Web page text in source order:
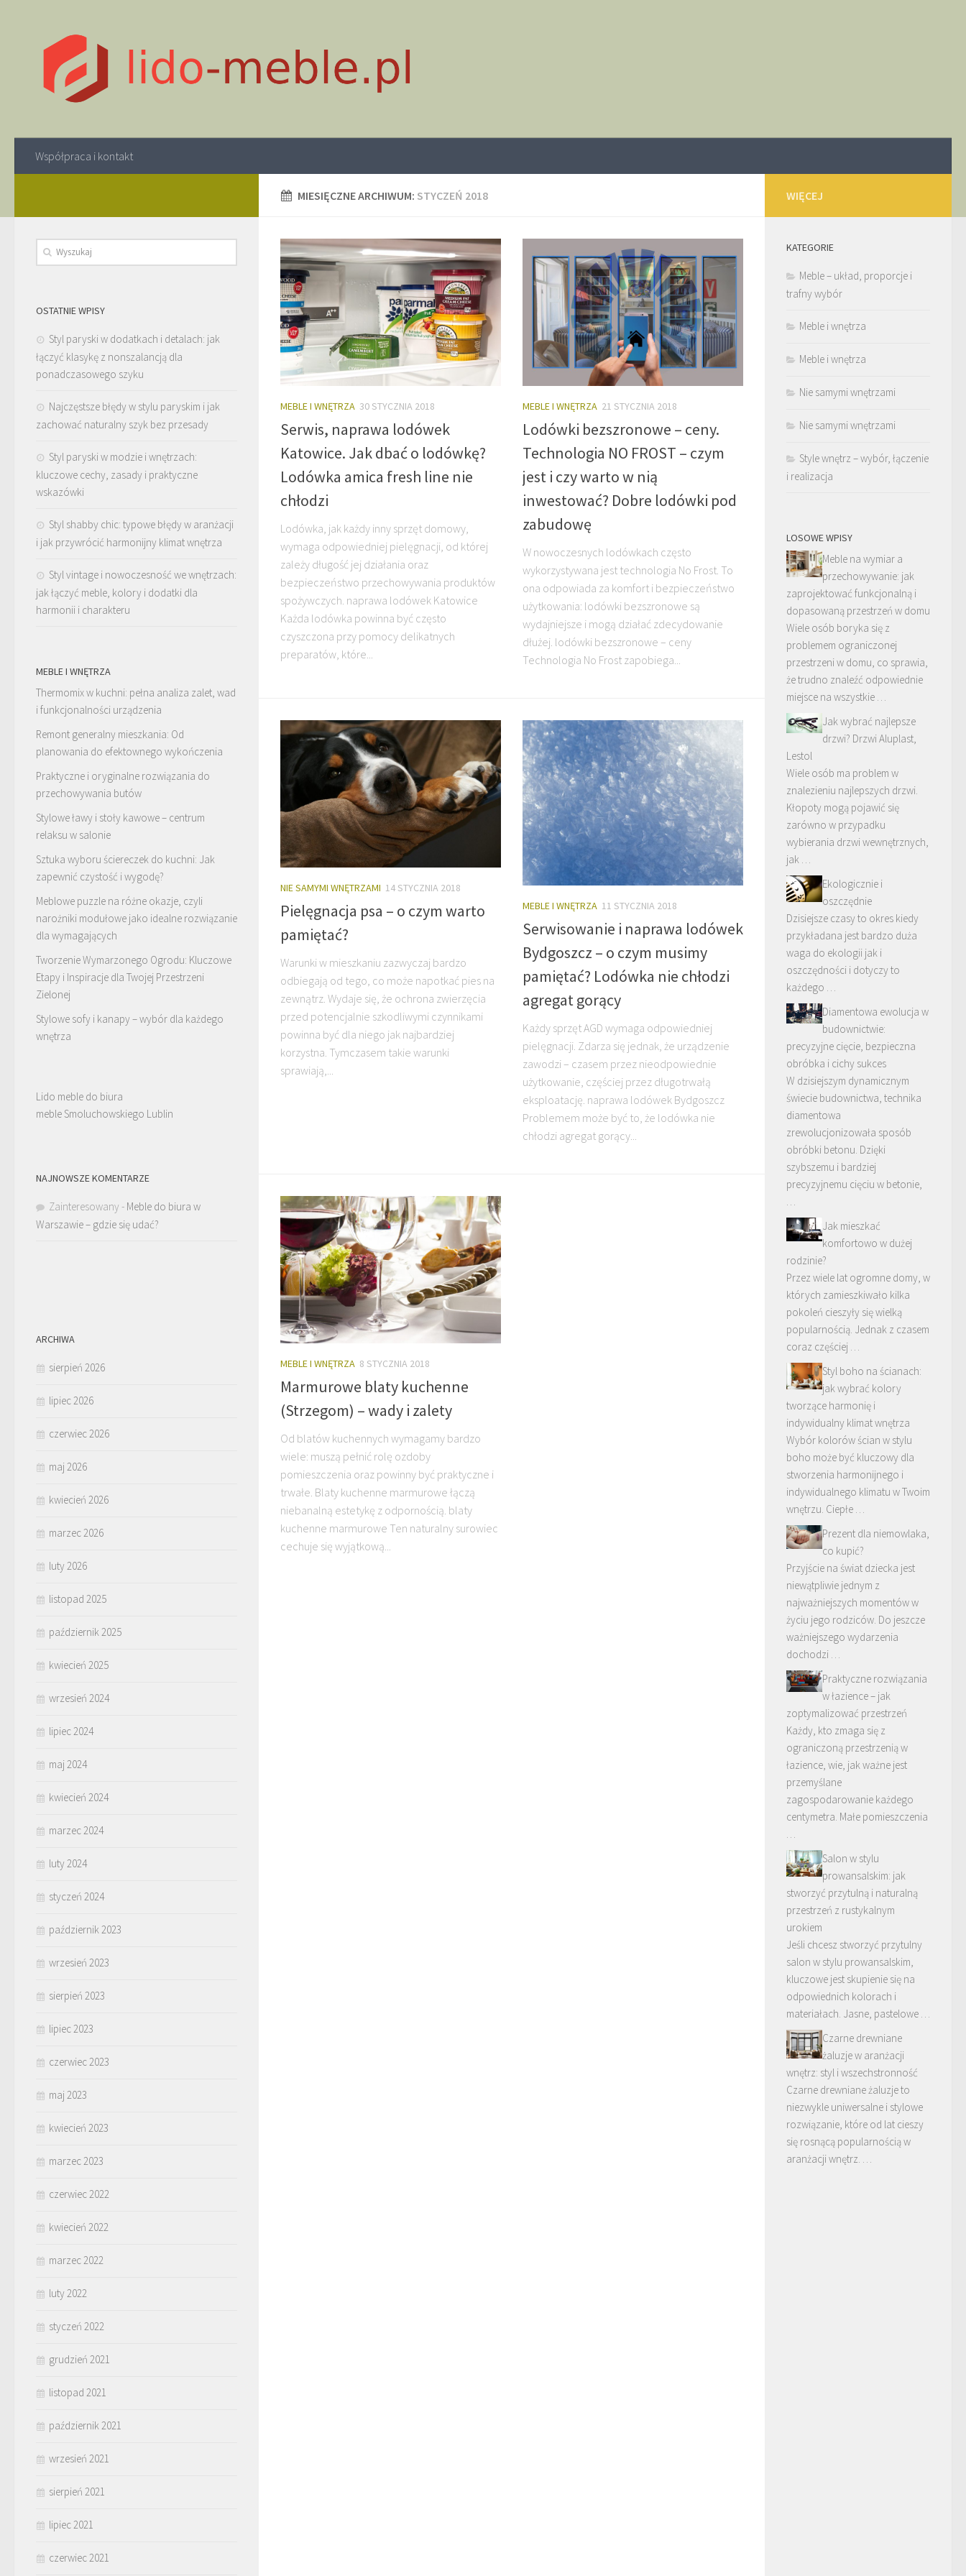
Współpraca i kontakt
MIESIĘCZNE ARCHIWUM: STYCZEŃ 2018
MEBLE I WNĘTRZA 30 STYCZNIA 2018
Serwis, naprawa lodówek
Katowice. Jak dbać o lodówkę?
Lodówka amica fresh line nie
chłodzi
Lodówka, jak każdy inny sprzęt domowy,
wymaga odpowiedniej pielęgnacji, od której
zależy długość jej działania oraz
bezpieczeństwo przechowywania produktów
spożywczych. naprawa lodówek Katowice
Każda lodówka powinna być często
czyszczona przy pomocy delikatnych
preparatów, które...
MEBLE I WNĘTRZA 21 STYCZNIA 2018
Lodówki bezszronowe – ceny.
Technologia NO FROST – czym
jest i czy warto w nią
inwestować? Dobre lodówki pod
zabudowę
W nowoczesnych lodówkach często
wykorzystywana jest technologia No Frost. To
ona odpowiada za komfort i bezpieczeństwo
użytkowania: lodówki bezszronowe są
wydajniejsze i mogą działać zdecydowanie
dłużej. lodówki bezszronowe – ceny
Technologia No Frost zapobiega...
NIE SAMYMI WNĘTRZAMI 14 STYCZNIA 2018
Pielęgnacja psa – o czym warto
pamiętać?
Warunki w mieszkaniu zazwyczaj bardzo
odbiegają od tego, co może napotkać pies na
zewnątrz. Wydaje się, że ochrona zwierzęcia
przed potencjalnie szkodliwymi czynnikami
powinna być dla niego jak najbardziej
korzystna. Tymczasem takie warunki
sprawiają,...
MEBLE I WNĘTRZA 11 STYCZNIA 2018
Serwisowanie i naprawa lodówek
Bydgoszcz – o czym musimy
pamiętać? Lodówka nie chłodzi
agregat gorący
Każdy sprzęt AGD wymaga odpowiedniej
pielęgnacji. Zdarza się jednak, że urządzenie
zawodzi – czasem przez nieodpowiednie
użytkowanie, częściej przez długotrwałą
eksploatację. naprawa lodówek Bydgoszcz
Problemem może być to, że lodówka nie
chłodzi agregat gorący...
MEBLE I WNĘTRZA 8 STYCZNIA 2018
Marmurowe blaty kuchenne
(Strzegom) – wady i zalety
Od blatów kuchennych wymagamy bardzo
wiele: muszą pełnić rolę ozdoby
pomieszczenia oraz powinny być praktyczne i
trwałe. Blaty kuchenne marmurowe łączą
niebanalną estetykę z odpornością. blaty
kuchenne marmurowe Ten naturalny surowiec
cechuje się wyjątkową...
OSTATNIE WPISY
Styl paryski w dodatkach i detalach: jak
łączyć klasykę z nonszalancją dla
ponadczasowego szyku
Najczęstsze błędy w stylu paryskim i jak
zachować naturalny szyk bez przesady
Styl paryski w modzie i wnętrzach:
kluczowe cechy, zasady i praktyczne
wskazówki
Styl shabby chic: typowe błędy w aranżacji
i jak przywrócić harmonijny klimat wnętrza
Styl vintage i nowoczesność we wnętrzach:
jak łączyć meble, kolory i dodatki dla
harmonii i charakteru
MEBLE I WNĘTRZA
Thermomix w kuchni: pełna analiza zalet, wad
i funkcjonalności urządzenia
Remont generalny mieszkania: Od
planowania do efektownego wykończenia
Praktyczne i oryginalne rozwiązania do
przechowywania butów
Stylowe ławy i stoły kawowe – centrum
relaksu w salonie
Sztuka wyboru ściereczek do kuchni: Jak
zapewnić czystość i wygodę?
Meblowe puzzle na różne okazje, czyli
narożniki modułowe jako idealne rozwiązanie
dla wymagających
Tworzenie Wymarzonego Ogrodu: Kluczowe
Etapy i Inspiracje dla Twojej Przestrzeni
Zielonej
Stylowe sofy i kanapy – wybór dla każdego
wnętrza
Lido meble do biura
meble Smoluchowskiego Lublin
NAJNOWSZE KOMENTARZE
Zainteresowany - Meble do biura w
Warszawie – gdzie się udać?
ARCHIWA
sierpień 2026
lipiec 2026
czerwiec 2026
maj 2026
kwiecień 2026
marzec 2026
luty 2026
listopad 2025
październik 2025
kwiecień 2025
wrzesień 2024
lipiec 2024
maj 2024
kwiecień 2024
marzec 2024
luty 2024
styczeń 2024
październik 2023
wrzesień 2023
sierpień 2023
lipiec 2023
czerwiec 2023
maj 2023
kwiecień 2023
marzec 2023
czerwiec 2022
kwiecień 2022
marzec 2022
luty 2022
styczeń 2022
grudzień 2021
listopad 2021
październik 2021
wrzesień 2021
sierpień 2021
lipiec 2021
czerwiec 2021
WIĘCEJ
KATEGORIE
Meble – układ, proporcje i
trafny wybór
Meble i wnętrza
Meble i wnętrza
Nie samymi wnętrzami
Nie samymi wnętrzami
Style wnętrz – wybór, łączenie
i realizacja
LOSOWE WPISY
Meble na wymiar a
przechowywanie: jak
zaprojektować funkcjonalną i
dopasowaną przestrzeń w domu
Wiele osób boryka się z
problemem ograniczonej
przestrzeni w domu, co sprawia,
że trudno znaleźć odpowiednie
miejsce na wszystkie …
Jak wybrać najlepsze
drzwi? Drzwi Aluplast,
Lestol
Wiele osób ma problem w
znalezieniu najlepszych drzwi.
Kłopoty mogą pojawić się
zarówno w przypadku
wybierania drzwi wewnętrznych,
jak …
Ekologicznie i
oszczędnie
Dzisiejsze czasy to okres kiedy
przykładana jest bardzo duża
waga do ekologii jak i
oszczędności i dotyczy to
każdego …
Diamentowa ewolucja w
budownictwie:
precyzyjne cięcie, bezpieczna
obróbka i cichy sukces
W dzisiejszym dynamicznym
świecie budownictwa, technika
diamentowa
zrewolucjonizowała sposób
obróbki betonu. Dzięki
szybszemu i bardziej
precyzyjnemu cięciu w betonie,
…
Jak mieszkać
komfortowo w dużej
rodzinie?
Przez wiele lat ogromne domy, w
których zamieszkiwało kilka
pokoleń cieszyły się wielką
popularnością. Jednak z czasem
coraz częściej …
Styl boho na ścianach:
jak wybrać kolory
tworzące harmonię i
indywidualny klimat wnętrza
Wybór kolorów ścian w stylu
boho może być kluczowy dla
stworzenia harmonijnego i
indywidualnego klimatu w Twoim
wnętrzu. Ciepłe …
Prezent dla niemowlaka,
co kupić?
Przyjście na świat dziecka jest
niewątpliwie jednym z
najważniejszych momentów w
życiu jego rodziców. Do jeszcze
ważniejszego wydarzenia
dochodzi …
Praktyczne rozwiązania
w łazience – jak
zoptymalizować przestrzeń
Każdy, kto zmaga się z
ograniczoną przestrzenią w
łazience, wie, jak ważne jest
przemyślane
zagospodarowanie każdego
centymetra. Małe pomieszczenia
…
Salon w stylu
prowansalskim: jak
stworzyć przytulną i naturalną
przestrzeń z rustykalnym
urokiem
Jeśli chcesz stworzyć przytulny
salon w stylu prowansalskim,
kluczowe jest skupienie się na
odpowiednich kolorach i
materiałach. Jasne, pastelowe …
Czarne drewniane
żaluzje w aranżacji
wnętrz: styl i wszechstronność
Czarne drewniane żaluzje to
niezwykle uniwersalne i stylowe
rozwiązanie, które od lat cieszy
się rosnącą popularnością w
aranżacji wnętrz. …